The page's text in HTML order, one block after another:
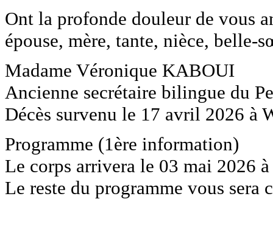
Ont la profonde douleur de vous
épouse, mère, tante, nièce, belle-
Madame Véronique KABOUI
Ancienne secrétaire bilingue du
Décès survenu le 17 avril 2026 à
Programme (1ère information)
Le corps arrivera le 03 mai 2026
Le reste du programme vous